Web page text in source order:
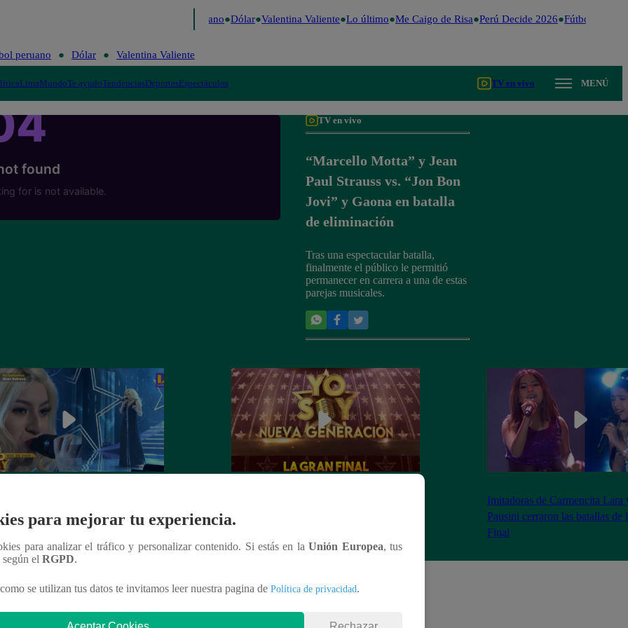
Fútbol peruano Dólar Valentina Valiente Lo último Me Caigo de Risa Perú Decide 2026 Fútbol peruano
peruano Dólar Valentina Valiente
LimaMundoTe ayudoTendenciasDeportesEspectáculos TV en vivo MENÚ
TV en vivo
“Marcello Motta” y Jean
Paul Strauss vs. “Jon Bon
Jovi” y Gaona en batalla
de eliminación
Tras una espectacular batalla,
finalmente el público le permitió
permanecer en carrera a una de estas
parejas musicales.
en su concierto final
Imitadoras de Carmencita Lara
Pausini cerraron las batallas de
Final
para mejorar tu experiencia.
para analizar el tráfico y personalizar contenido. Si estás en laUnión Europea, tus
según el RGPD.
se utilizan tus datos te invitamos leer nuestra pagina de Política de privacidad.